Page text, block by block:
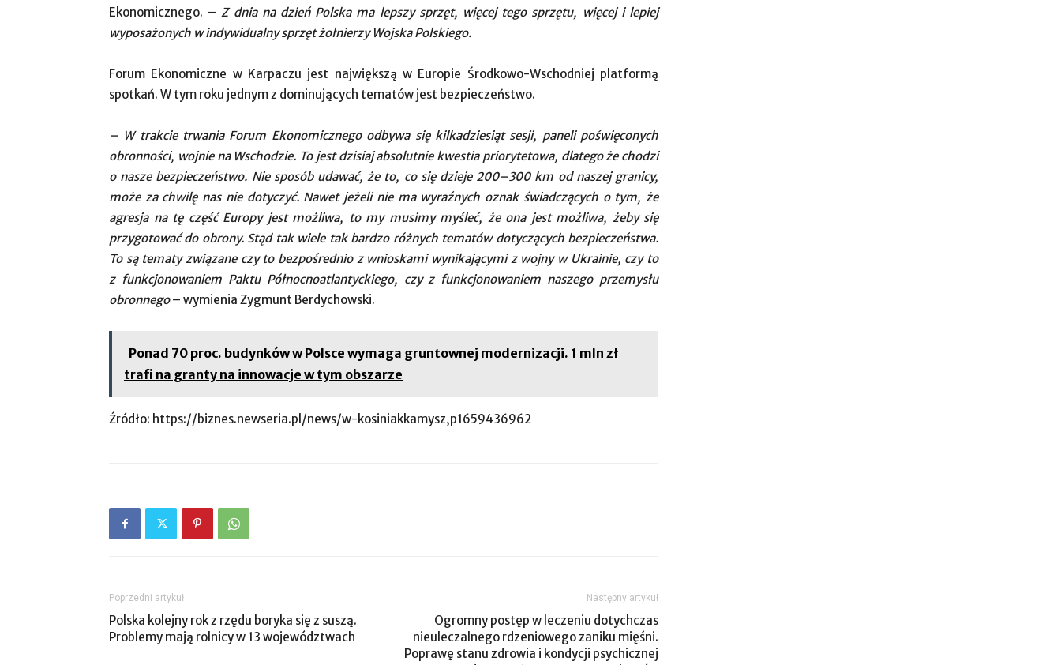
Ekonomicznego. –Z dnia na dzień Polska ma lepszy sprzęt, więcej tego sprzętu, więcej i lepiej
wyposażonych w indywidualny sprzęt żołnierzy Wojska Polskiego.
Forum Ekonomiczne w Karpaczu jest największą w Europie Środkowo-Wschodniej platformą
spotkań. W tym roku jednym z dominujących tematów jest bezpieczeństwo.
– W trakcie trwania Forum Ekonomicznego odbywa się kilkadziesiąt sesji, paneli poświęconych
obronności, wojnie na Wschodzie. To jest dzisiaj absolutnie kwestia priorytetowa, dlatego że chodzi
o nasze bezpieczeństwo. Nie sposób udawać, że to, co się dzieje 200–300 km od naszej granicy,
może za chwilę nas nie dotyczyć. Nawet jeżeli nie ma wyraźnych oznak świadczących o tym, że
agresja na tę część Europy jest możliwa, to my musimy myśleć, że ona jest możliwa, żeby się
przygotować do obrony. Stąd tak wiele tak bardzo różnych tematów dotyczących bezpieczeństwa.
To są tematy związane czy to bezpośrednio z wnioskami wynikającymi z wojny w Ukrainie, czy to
z funkcjonowaniem Paktu Północnoatlantyckiego, czy z funkcjonowaniem naszego przemysłu
obronnego– wymienia Zygmunt Berdychowski.
Ponad 70 proc. budynków w Polsce wymaga gruntownej modernizacji. 1 mln zł
trafi na granty na innowacje w tym obszarze
Źródło: https://biznes.newseria.pl/news/w-kosiniakkamysz,p1659436962
Poprzedni artykuł
Polska kolejny rok z rzędu boryka się z suszą.
Problemy mają rolnicy w 13 województwach
Następny artykuł
Ogromny postęp w leczeniu dotychczas
nieuleczalnego rdzeniowego zaniku mięśni.
Poprawę stanu zdrowia i kondycji psychicznej